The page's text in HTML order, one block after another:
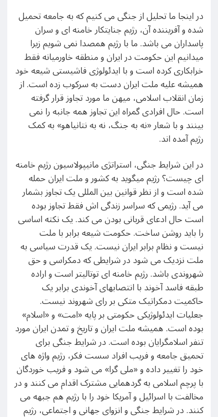
در اینجا ما تحلیل از جنگی می کنیم که به جامعه تحمیل
شده و آفریننده آن، رژیم جنایتکار خامنه ای و سران
پاسداران می باشد. ما با رژیم همصدا نمی شویم زیرا
میدانیم این حکومت در ایران و منطقه خاورمیانه فقط
خرابکاری کرده است و با ایدئولوژی فاشیستی شیعه خود
همیشه علیه ملت ایران دست به سرکوب زده است. از
زمان انقلاب اسلامی، میهن ما مورد تجاوز قرار گرفته
است. حال افرادی گمراه این تجاوز همه جانبه را نمی
بینند و با شعار «نه به جنگ، نه به نتانیاهو» به کمک
رژیم آمده اند.
در این شرایط جنگی، استراتژی مانیپولاسیون رژیم خامنه
ای چیست؟ رژیم میگوید به کشور و ملت ایران حمله
شده است و از نظر قوانین بین المللی یک تجاوز بشمار
می آید. رژیمی که سراسر زندگی اش فقط تجاوز بوده
است حال ادعای قربانی بودن می کند. یک نکته اساسی
را باید روشن ساخت. حکومت شیعه برابر با ملت
نیست و نظام برابر ایران نیست. یک قدرت سیاسی به
ملت نزدیک می شود در شرایطی که دمکراسی و حق
شهروندی باشد. رژیم خامنه ای توتالیتر است و اراده
طبقه فاسد آخوند با انتصابهای آخوندی برابر یک
حاکمیت دمکراتیک متکی بر رای شهروند نیست.
جعلیات ایدئولوژیکی حکومتی بر پایه «امت» و «اسلام»
بوده است. همیشه ملت ایران و تاریخ و تمدن ایران مورد
تنفر اسلامگرایان بوده است. در شرایط جنگی برای
تحمیق جامعه و فریب افراد سست فکر، رژیم واژه های
خود را تغییر داده و «ملی گرا» می شود و فریب خوردگان
با پرچم اسلامی به گردهمایی مشترک اقدام می کنند و در
مخالفت با اسرائیل و آمریکا خود را با رژیم هم جبهه می
کنند. در شرایط جنگی و انزوای جهانی و اجتماعی، رژیم